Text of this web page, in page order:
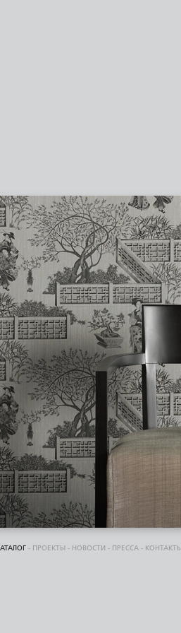
- ПРОЕКТЫ - НОВОСТИ - ПРЕССА - КОНТАКТЫ